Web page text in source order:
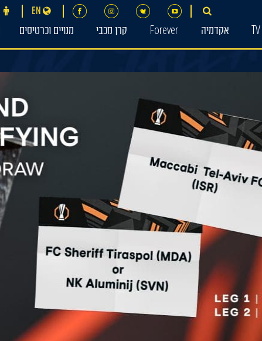
EN
אקדמיה Forever קרן מכבי מנויים וכרטיסים